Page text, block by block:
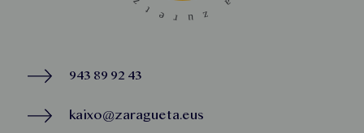
943 89 92 43
kaixo@zaragueta.eus